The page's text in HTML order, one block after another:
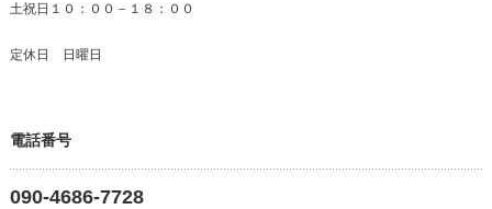
土祝日１０：００－１８：００
定休日 日曜日
電話番号
090-4686-7728